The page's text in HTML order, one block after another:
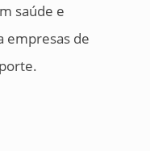
saúde e
empresas de